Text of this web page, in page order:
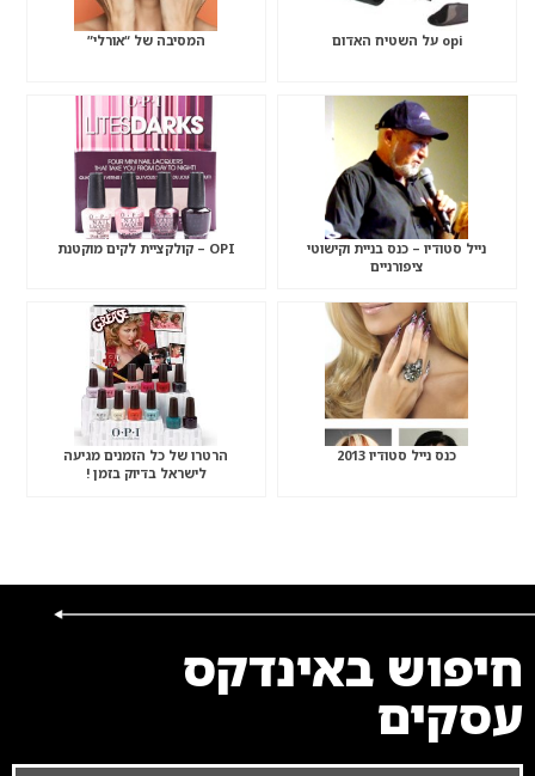
opi על השטיח האדום המסיבה של “אורלי”
נייל סטודיו – כנס בניית וקישוטי
ציפורניים
OPI – קולקציית לקים מוקטנת
כנס נייל סטודיו 2013
הרטרו של כל הזמנים מגיעה
לישראל בדיוק בזמן !
חיפוש באינדקס
עסקים